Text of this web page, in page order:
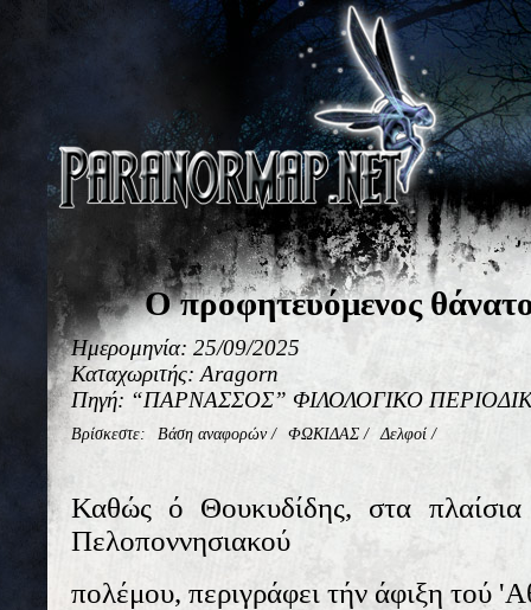
Ο προφητευόμενος
Ημερομηνία: 25/09/2025
Καταχωριτής: Aragorn
Πηγή: “ΠΑΡΝΑΣΣΟΣ” ΦΙΛΟΛΟΓΙΚΟ
Βρίσκεστε: Βάση αναφορών/ ΦΩΚΙΔΑΣ / Δελφοί /
Καθώς ό Θουκυδίδης, στα πλαίσια
Πελοποννησιακού
πολέμου, περιγράφει τήν άφιξη τού